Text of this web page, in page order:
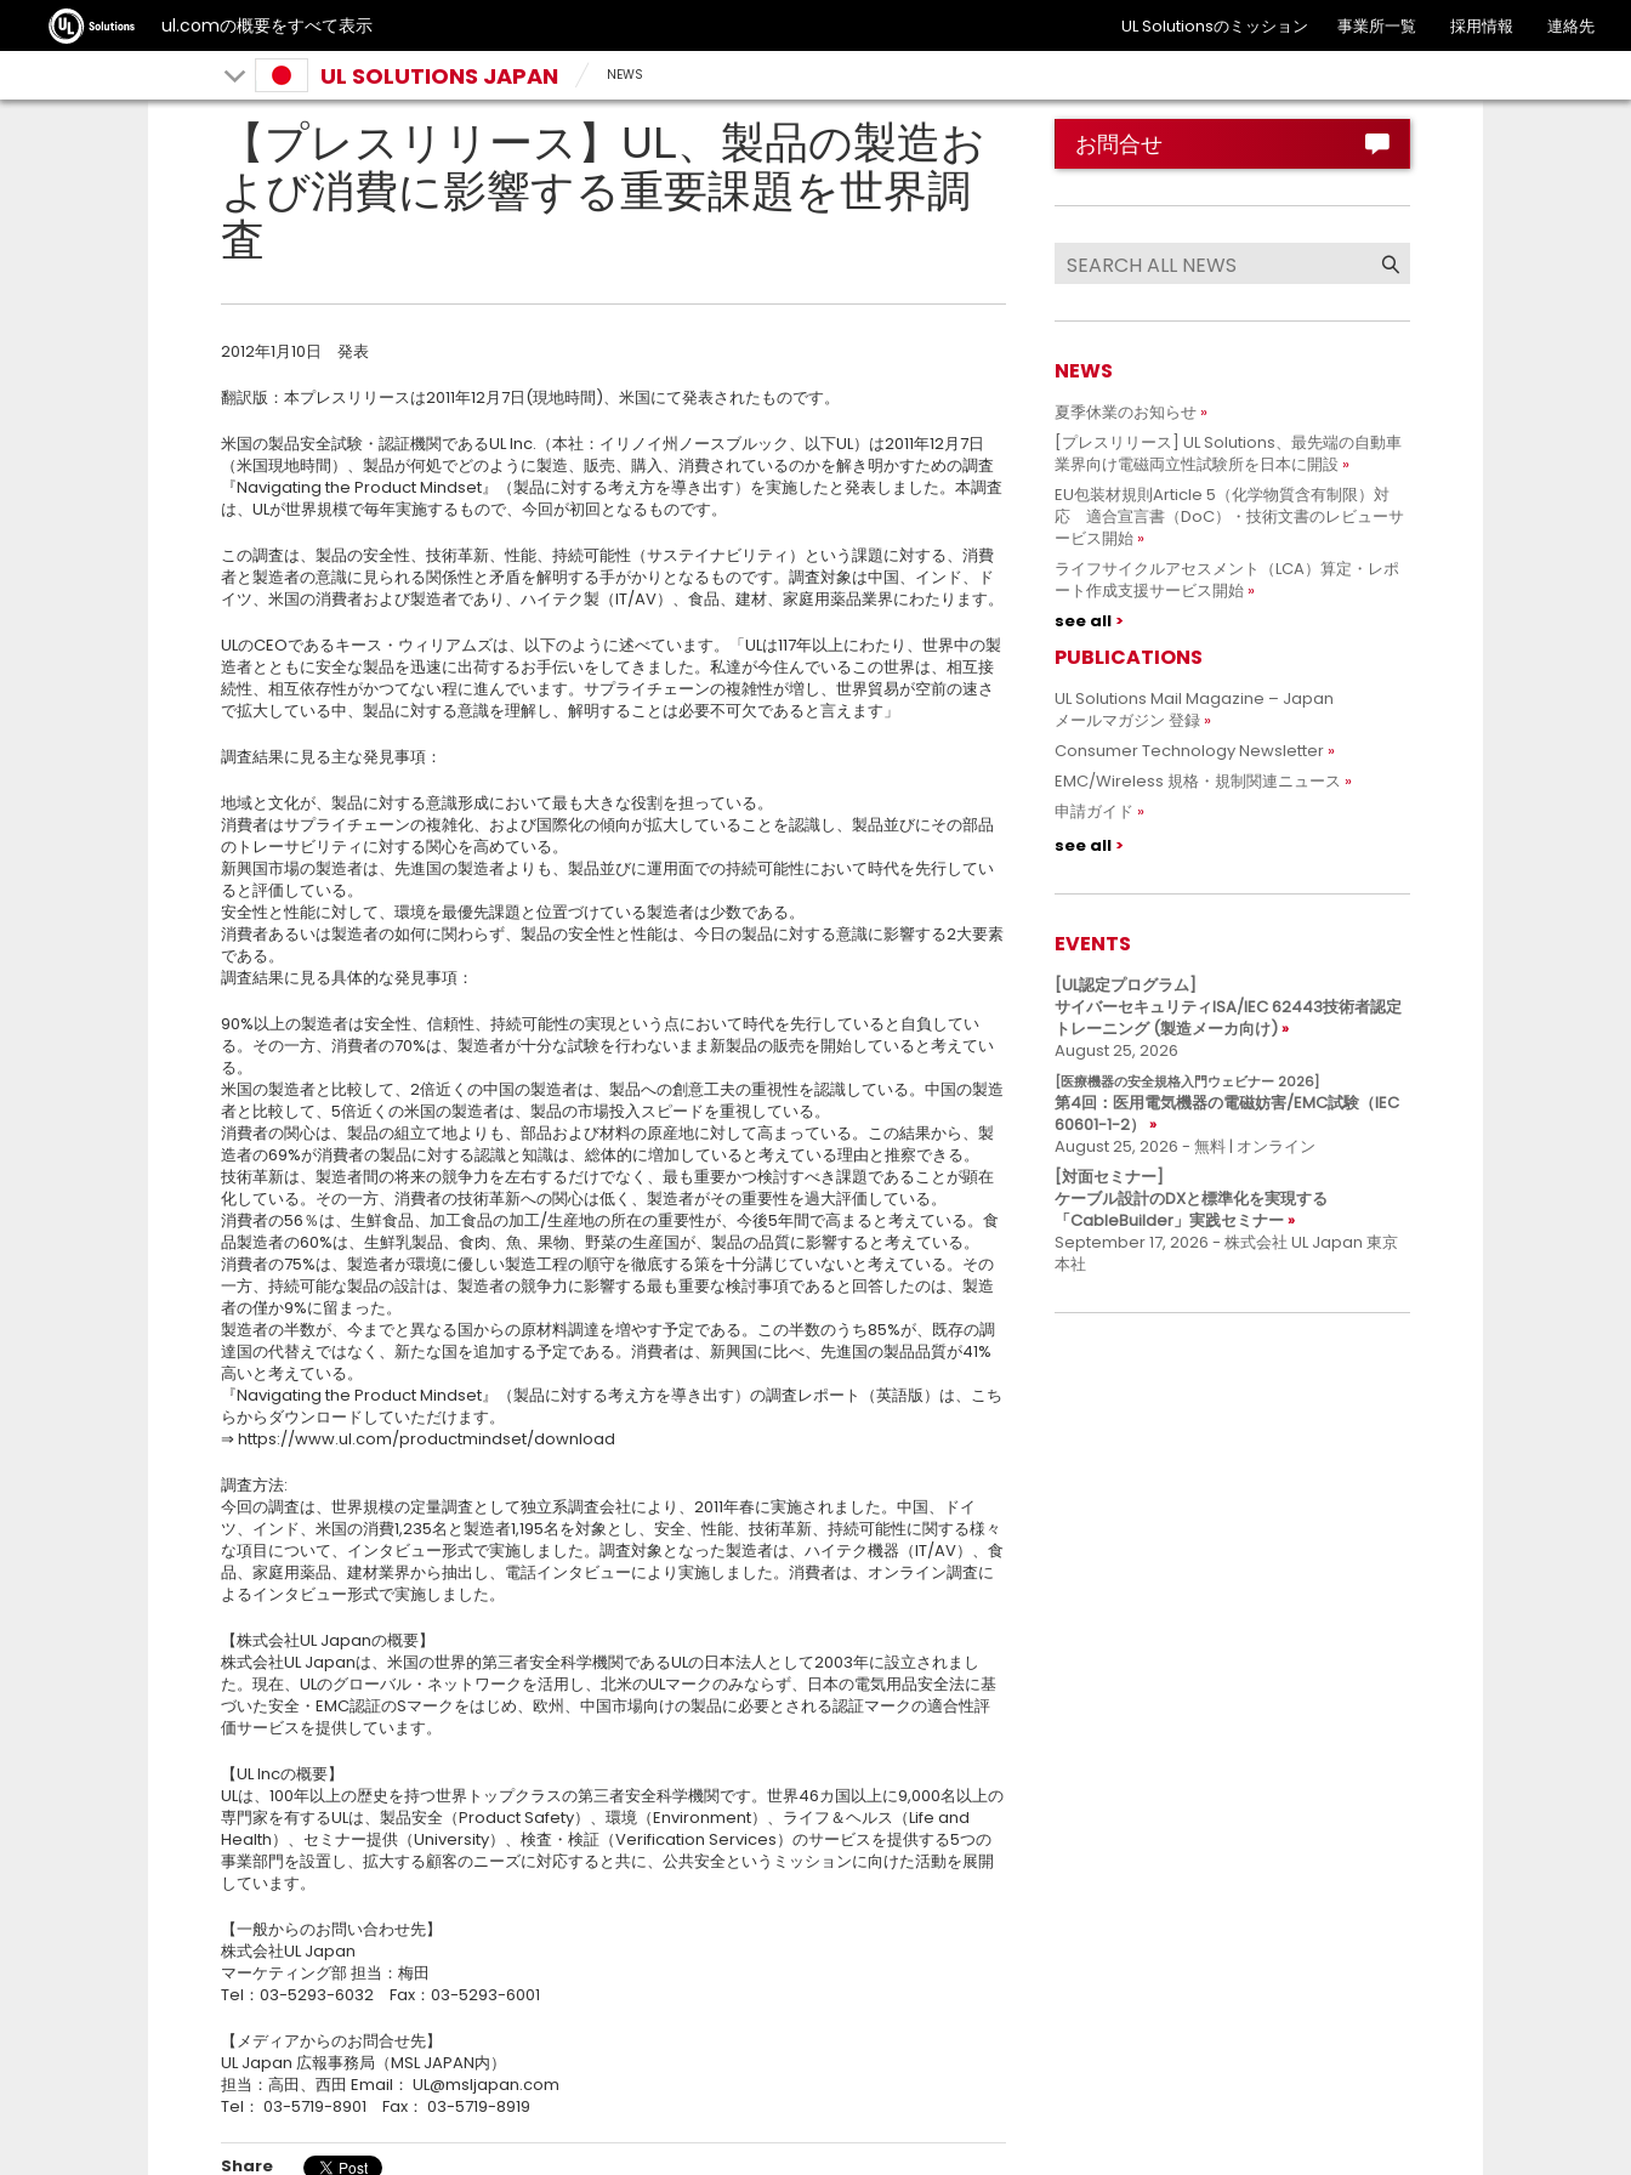
ul.comの概要をすべて表示 UL Solutionsのミッション 事業所一覧 採用情報 連絡先
UL SOLUTIONS JAPAN NEWS
【プレスリリース】UL、製品の製造お
よび消費に影響する重要課題を世界調
査
2012年1月10日 発表
翻訳版：本プレスリリースは2011年12月7日(現地時間)、米国にて発表されたものです。
米国の製品安全試験・認証機関であるUL Inc.（本社：イリノイ州ノースブルック、以下UL）は2011年12月7日
（米国現地時間）、製品が何処でどのように製造、販売、購入、消費されているのかを解き明かすための調査
『Navigating the Product Mindset』（製品に対する考え方を導き出す）を実施したと発表しました。本調査
は、ULが世界規模で毎年実施するもので、今回が初回となるものです。
この調査は、製品の安全性、技術革新、性能、持続可能性（サステイナビリティ）という課題に対する、消費
者と製造者の意識に見られる関係性と矛盾を解明する手がかりとなるものです。調査対象は中国、インド、ド
イツ、米国の消費者および製造者であり、ハイテク製（IT/AV）、食品、建材、家庭用薬品業界にわたります。
ULのCEOであるキース・ウィリアムズは、以下のように述べています。「ULは117年以上にわたり、世界中の製
造者とともに安全な製品を迅速に出荷するお手伝いをしてきました。私達が今住んでいるこの世界は、相互接
続性、相互依存性がかつてない程に進んでいます。サプライチェーンの複雑性が増し、世界貿易が空前の速さ
で拡大している中、製品に対する意識を理解し、解明することは必要不可欠であると言えます」
調査結果に見る主な発見事項：
地域と文化が、製品に対する意識形成において最も大きな役割を担っている。
消費者はサプライチェーンの複雑化、および国際化の傾向が拡大していることを認識し、製品並びにその部品
のトレーサビリティに対する関心を高めている。
新興国市場の製造者は、先進国の製造者よりも、製品並びに運用面での持続可能性において時代を先行してい
ると評価している。
安全性と性能に対して、環境を最優先課題と位置づけている製造者は少数である。
消費者あるいは製造者の如何に関わらず、製品の安全性と性能は、今日の製品に対する意識に影響する2大要素
である。
調査結果に見る具体的な発見事項：
90%以上の製造者は安全性、信頼性、持続可能性の実現という点において時代を先行していると自負してい
る。その一方、消費者の70%は、製造者が十分な試験を行わないまま新製品の販売を開始していると考えてい
る。
米国の製造者と比較して、2倍近くの中国の製造者は、製品への創意工夫の重視性を認識している。中国の製造
者と比較して、5倍近くの米国の製造者は、製品の市場投入スピードを重視している。
消費者の関心は、製品の組立て地よりも、部品および材料の原産地に対して高まっている。この結果から、製
造者の69%が消費者の製品に対する認識と知識は、総体的に増加していると考えている理由と推察できる。
技術革新は、製造者間の将来の競争力を左右するだけでなく、最も重要かつ検討すべき課題であることが顕在
化している。その一方、消費者の技術革新への関心は低く、製造者がその重要性を過大評価している。
消費者の56％は、生鮮食品、加工食品の加工/生産地の所在の重要性が、今後5年間で高まると考えている。食
品製造者の60%は、生鮮乳製品、食肉、魚、果物、野菜の生産国が、製品の品質に影響すると考えている。
消費者の75%は、製造者が環境に優しい製造工程の順守を徹底する策を十分講じていないと考えている。その
一方、持続可能な製品の設計は、製造者の競争力に影響する最も重要な検討事項であると回答したのは、製造
者の僅か9%に留まった。
製造者の半数が、今までと異なる国からの原材料調達を増やす予定である。この半数のうち85%が、既存の調
達国の代替えではなく、新たな国を追加する予定である。消費者は、新興国に比べ、先進国の製品品質が41%
高いと考えている。
『Navigating the Product Mindset』（製品に対する考え方を導き出す）の調査レポート（英語版）は、こち
らからダウンロードしていただけます。
⇒ https://www.ul.com/productmindset/download
調査方法:
今回の調査は、世界規模の定量調査として独立系調査会社により、2011年春に実施されました。中国、ドイ
ツ、インド、米国の消費1,235名と製造者1,195名を対象とし、安全、性能、技術革新、持続可能性に関する様々
な項目について、インタビュー形式で実施しました。調査対象となった製造者は、ハイテク機器（IT/AV）、食
品、家庭用薬品、建材業界から抽出し、電話インタビューにより実施しました。消費者は、オンライン調査に
よるインタビュー形式で実施しました。
【株式会社UL Japanの概要】
株式会社UL Japanは、米国の世界的第三者安全科学機関であるULの日本法人として2003年に設立されまし
た。現在、ULのグローバル・ネットワークを活用し、北米のULマークのみならず、日本の電気用品安全法に基
づいた安全・EMC認証のSマークをはじめ、欧州、中国市場向けの製品に必要とされる認証マークの適合性評
価サービスを提供しています。
【UL Incの概要】
ULは、100年以上の歴史を持つ世界トップクラスの第三者安全科学機関です。世界46カ国以上に9,000名以上の
専門家を有するULは、製品安全（Product Safety）、環境（Environment）、ライフ＆ヘルス（Life and
Health）、セミナー提供（University）、検査・検証（Verification Services）のサービスを提供する5つの
事業部門を設置し、拡大する顧客のニーズに対応すると共に、公共安全というミッションに向けた活動を展開
しています。
【一般からのお問い合わせ先】
株式会社UL Japan
マーケティング部 担当：梅田
Tel：03-5293-6032 Fax：03-5293-6001
【メディアからのお問合せ先】
UL Japan 広報事務局（MSL JAPAN内）
担当：高田、西田 Email： UL@msljapan.com
Tel： 03-5719-8901 Fax： 03-5719-8919
Share
お問合せ
NEWS
夏季休業のお知らせ
[プレスリリース] UL Solutions、最先端の自動車
業界向け電磁両立性試験所を日本に開設
EU包装材規則Article 5（化学物質含有制限）対
応 適合宣言書（DoC）・技術文書のレビューサ
ービス開始
ライフサイクルアセスメント（LCA）算定・レポ
ート作成支援サービス開始
see all
PUBLICATIONS
UL Solutions Mail Magazine – Japan
メールマガジン 登録
Consumer Technology Newsletter
EMC/Wireless 規格・規制関連ニュース
申請ガイド
see all
EVENTS
[UL認定プログラム]
サイバーセキュリティISA/IEC 62443技術者認定
トレーニング (製造メーカ向け)
August 25, 2026
[医療機器の安全規格入門ウェビナー 2026]
第4回：医用電気機器の電磁妨害/EMC試験（IEC
60601-1-2）
August 25, 2026 - 無料 | オンライン
[対面セミナー]
ケーブル設計のDXと標準化を実現する
「CableBuilder」実践セミナー
September 17, 2026 - 株式会社 UL Japan 東京
本社